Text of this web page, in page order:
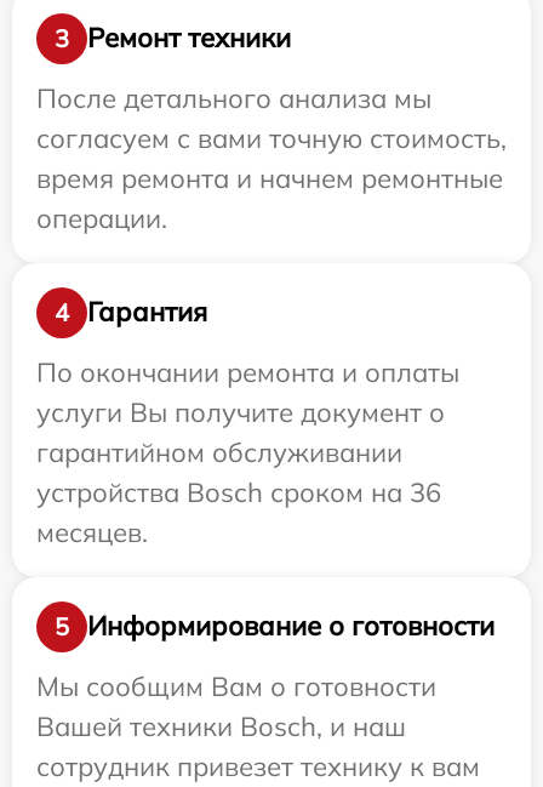
3
Ремонт техники
После детального анализа мы
согласуем с вами точную стоимость,
время ремонта и начнем ремонтные
операции.
4
Гарантия
По окончании ремонта и оплаты
услуги Вы получите документ о
гарантийном обслуживании
устройства Bosch сроком на 36
месяцев.
5
Информирование о готовности
Мы сообщим Вам о готовности
Вашей техники Bosch, и наш
сотрудник привезет технику к вам